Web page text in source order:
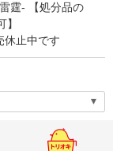
霆- 【処分品の
休止中です